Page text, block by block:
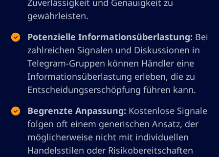
Zuverlässigkeit und Genauigkeit zu
gewährleisten.
Potenzielle Informationsüberlastung: Bei
zahlreichen Signalen und Diskussionen in
Telegram-Gruppen können Händler eine
Informationsüberlastung erleben, die zu
Entscheidungserschöpfung führen kann.
Begrenzte Anpassung: Kostenlose Signale
folgen oft einem generischen Ansatz, der
möglicherweise nicht mit individuellen
Handelsstilen oder Risikobereitschaften